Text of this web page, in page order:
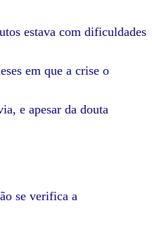
estava com dificuldades
em que a crise o
e apesar da douta
se verifica a